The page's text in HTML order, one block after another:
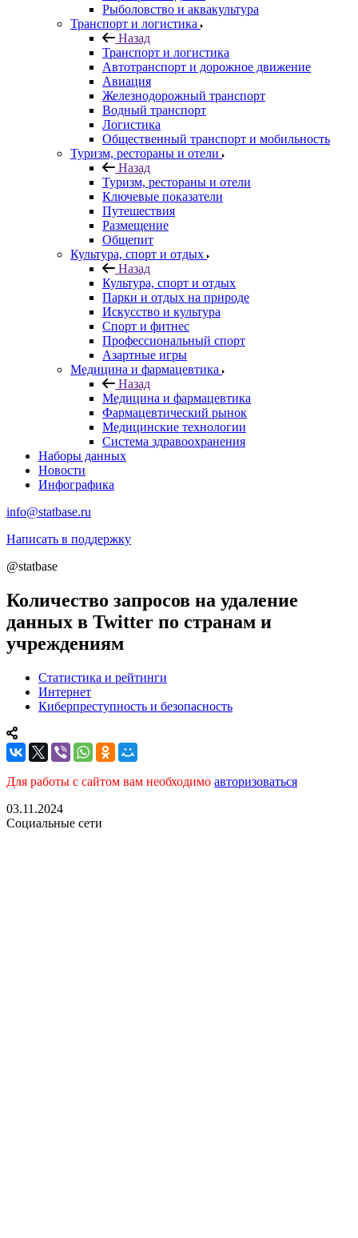
Рыболовство и аквакультура
Транспорт и логистика
Назад
Транспорт и логистика
Автотранспорт и дорожное движение
Авиация
Железнодорожный транспорт
Водный транспорт
Логистика
Общественный транспорт и мобильность
Туризм, рестораны и отели
Назад
Туризм, рестораны и отели
Ключевые показатели
Путешествия
Размещение
Общепит
Культура, спорт и отдых
Назад
Культура, спорт и отдых
Парки и отдых на природе
Искусство и культура
Спорт и фитнес
Профессиональный спорт
Азартные игры
Медицина и фармацевтика
Назад
Медицина и фармацевтика
Фармацевтический рынок
Медицинские технологии
Система здравоохранения
Наборы данных
Новости
Инфографика
info@statbase.ru
Написать в поддержку
@statbase
Количество запросов на удаление
данных в Twitter по странам и
учреждениям
Статистика и рейтинги
Интернет
Киберпреступность и безопасность
Для работы с сайтом вам необходимо авторизоваться
03.11.2024
Социальные сети